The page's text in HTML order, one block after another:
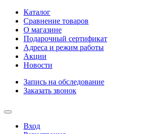
Каталог
Сравнение товаров
О магазине
Подарочный сертификат
Адреса и режим работы
Акции
Новости
Запись на обследование
Заказать звонок
Вход